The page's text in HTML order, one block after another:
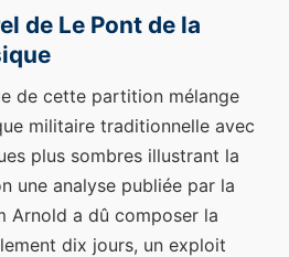
de Le Pont de la
de cette partition mélange
militaire traditionnelle avec
plus sombres illustrant la
une analyse publiée par la
Arnold a dû composer la
dix jours, un exploit